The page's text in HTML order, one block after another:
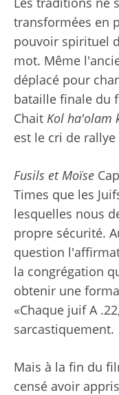
transformées en
pouvoir spirituel
mot. Même
déplacé pour
bataille finale du
Chait Kol ha'olam
est le cri de
Fusils et Moïse
Times que les
lesquelles nous
propre sécurité.
question
la congrégation
obtenir une
«Chaque juif A
sarcastiquement.
Mais à la fin du
censé avoir